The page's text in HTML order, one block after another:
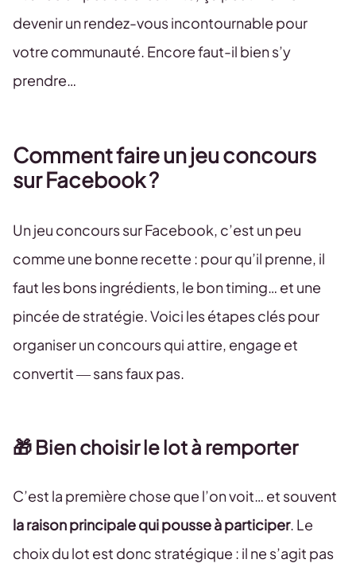
devenir un rendez-vous incontournable pour
votre communauté. Encore faut-il bien s’y
prendre…
Comment faire un jeu concours
sur Facebook ?
Un jeu concours sur Facebook, c’est un peu
comme une bonne recette : pour qu’il prenne, il
faut les bons ingrédients, le bon timing… et une
pincée de stratégie. Voici les étapes clés pour
organiser un concours qui attire, engage et
convertit — sans faux pas.
🎁 Bien choisir le lot à remporter
C’est la première chose que l’on voit… et souvent
la raison principale qui pousse à participer. Le
choix du lot est donc stratégique : il ne s’agit pas